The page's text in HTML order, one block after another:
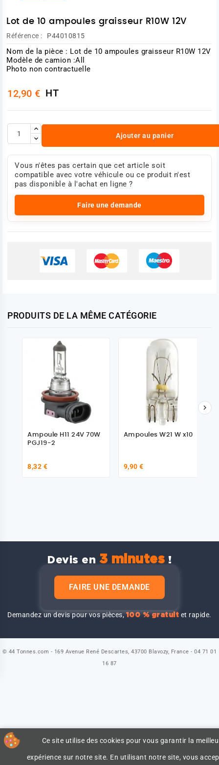
Lot de 10 ampoules graisseur R10W 12V
Référence : P44010815
Nom de la pièce : Lot de 10 ampoules graisseur R10W 12V
Modèle de camion :All
Photo non contractuelle
12,90 € HT
Ajouter au panier
Vous n'êtes pas certain que cet article soit
compatible avec votre véhicule ou ce produit n'est
pas disponible à l'achat en ligne ?
Faire une demande
PRODUITS DE LA MÊME CATÉGORIE
Ampoule H11 24V 70W
PGJ19-2
8,32 €
Ampoules W21 W x10
9,90 €

Devis en 3 minutes !
FAIRE UNE DEMANDE
Demandez un devis pour vos pièces,100 % gratuit et rapide.
Ce site utilise des cookies pour vous garantir la
expérience sur notre site. En utilisant notre site, vous
© 44 Tonnes.com - 169 Avenue René Descartes, 43700 Blavozy, France - 04 71 01
16 87